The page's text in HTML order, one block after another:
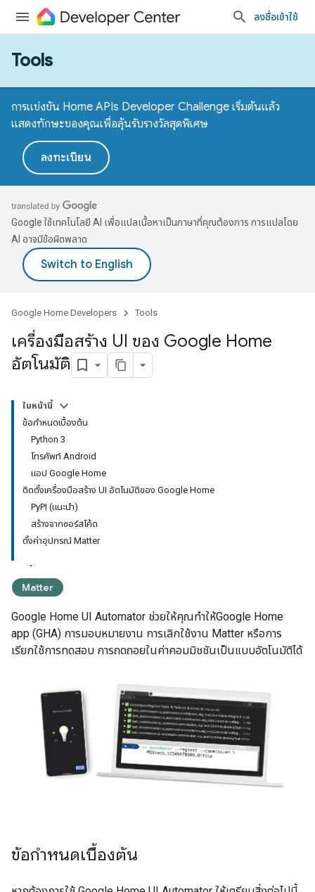
ลงชื่อเข้าใช้
Tools
การแข่งขัน Home APIs Developer Challenge เริ่มต้นแล้ว
แสดงทักษะของคุณเพื่อลุ้นรับรางวัลสุดพิเศษ
ลงทะเบียน
Google ใช้เทคโนโลยี AI เพื่อแปลเนื้อหาเป็นภาษาที่คุณต้องการ การแปลโดย
AI อาจมีข้อผิดพลาด
Google Home Developers Tools
เครื่องมือสร้าง UI ของ Google Home
อัตโนมัติ
ในหน้านี้
ข้อกำหนดเบื้องต้น
Python 3
โทรศัพท์ Android
แอป Google Home
ติดตั้งเครื่องมือสร้าง UI อัตโนมัติของ Google Home
PyPI (แนะนำ)
สร้างจากซอร์สโค้ด
ตั้งค่าอุปกรณ์ Matter
Matter
Google Home UI Automator ช่วยให้คุณทำให้Google Home
app (GHA) การมอบหมายงาน การเลิกใช้งาน Matter หรือการ
เรียกใช้การทดสอบ การถดถอยในค่าคอมมิชชันเป็นแบบอัตโนมัติได้
ข้อกำหนดเบื้องต้น